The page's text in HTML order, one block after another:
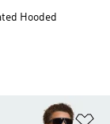
Hooded